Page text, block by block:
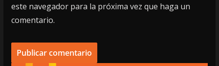
este navegador para la próxima vez que haga un
comentario.